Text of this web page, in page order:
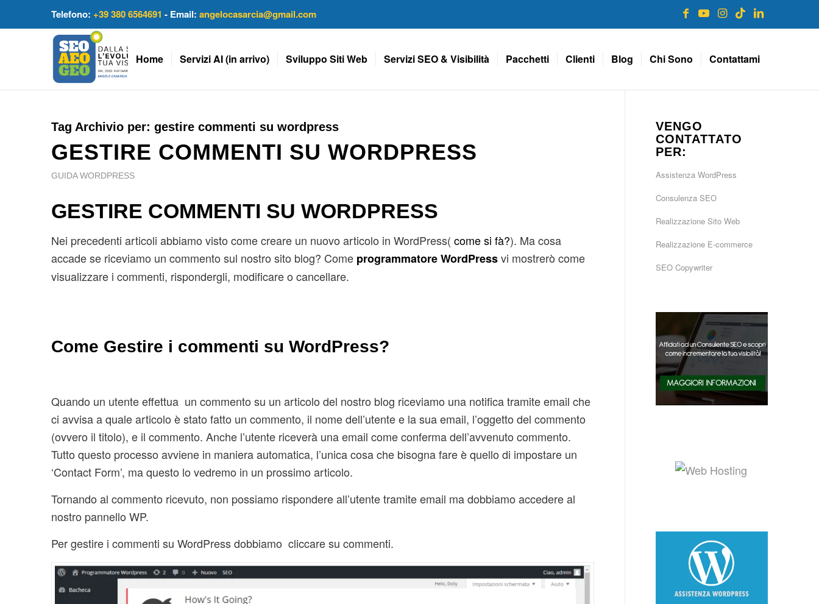
Telefono: +39 380 6564691 - Email: angelocasarcia@gmail.com
Home Servizi AI (in arrivo) Sviluppo Siti Web Servizi SEO & Visibilità Pacchetti Clienti Blog Chi Sono Contattami
Tag Archivio per: gestire commenti su wordpress
GESTIRE COMMENTI SU WORDPRESS
GUIDA WORDPRESS
GESTIRE COMMENTI SU WORDPRESS
Nei precedenti articoli abbiamo visto come creare un nuovo articolo in WordPress( come si fà?). Ma cosa
accade se riceviamo un commento sul nostro sito blog? Come programmatore WordPressvi mostrerò come
visualizzare i commenti, rispondergli, modificare o cancellare.
Come Gestire i commenti su WordPress?
Quando un utente effettua un commento su un articolo del nostro blog riceviamo una notifica tramite email che
ci avvisa a quale articolo è stato fatto un commento, il nome dell’utente e la sua email, l’oggetto del commento
(ovvero il titolo), e il commento. Anche l’utente riceverà una email come conferma dell’avvenuto commento.
Tutto questo processo avviene in maniera automatica, l’unica cosa che bisogna fare è quello di impostare un
‘Contact Form’, ma questo lo vedremo in un prossimo articolo.
Tornando al commento ricevuto, non possiamo rispondere all’utente tramite email ma dobbiamo accedere al
nostro pannello WP.
Per gestire i commenti su WordPress dobbiamo cliccare su commenti.
VENGO
CONTATTATO
PER:
Assistenza WordPress
Consulenza SEO
Realizzazione Sito Web
Realizzazione E-commerce
SEO Copywriter